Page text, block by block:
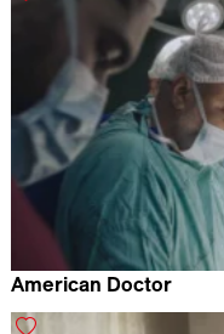
American Doctor